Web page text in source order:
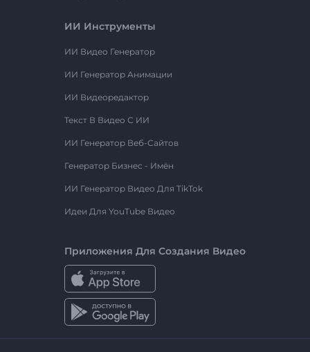
ИИ Инструменты
ИИ Видео Генератор
ИИ Генератор Анимации
ИИ Видеоредактор
Текст В Видео С ИИ
ИИ Генератор Веб-Сайтов
Генератор Бизнес - Имён
ИИ Генератор Видео Для TikTok
Идеи Для YouTube Видео
Приложения Для Создания Видео